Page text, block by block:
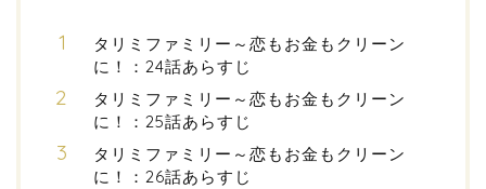
タリミファミリー～恋もお金もクリーン
に！：24話あらすじ
タリミファミリー～恋もお金もクリーン
に！：25話あらすじ
タリミファミリー～恋もお金もクリーン
に！：26話あらすじ